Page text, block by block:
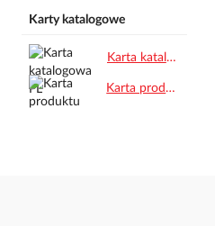
Karty katalogowe
Karta katalogowa PL.pdf
Karta produktu.pdf